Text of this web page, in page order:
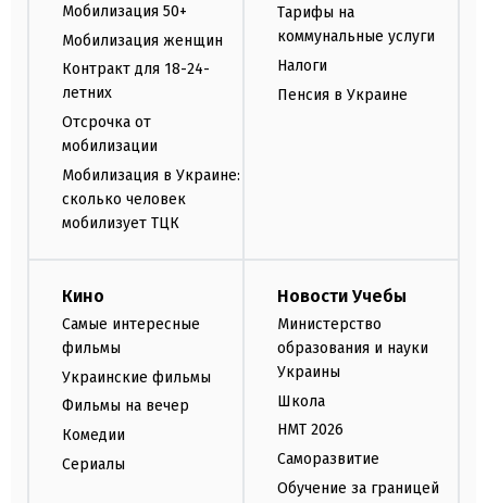
Мобилизация 50+
Мобилизация женщин
Контракт для 18-24-
летних
Отсрочка от
мобилизации
Мобилизация в Украине:
сколько человек
мобилизует ТЦК
Тарифы на
коммунальные услуги
Налоги
Пенсия в Украине
Кино
Самые интересные
фильмы
Украинские фильмы
Фильмы на вечер
Комедии
Сериалы
Новости Учебы
Министерство
образования и науки
Украины
Школа
НМТ 2026
Саморазвитие
Обучение за границей